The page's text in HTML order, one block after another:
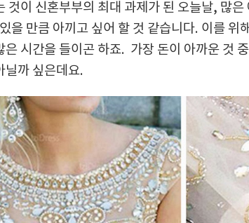
것이 신혼부부의 최대 과제가 된 오늘날, 많
을 만큼 아끼고 싶어 할 것 같습니다. 이를 위
은 시간을 들이곤 하죠. 가장 돈이 아까운 것
닐까 싶은데요.